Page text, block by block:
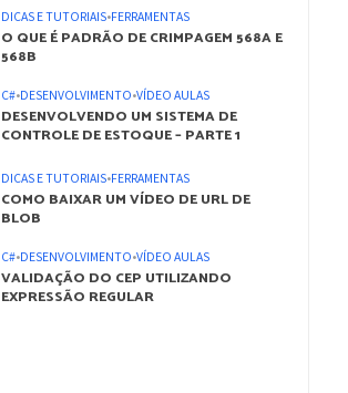
DICAS E TUTORIAIS•FERRAMENTAS
O QUE É PADRÃO DE CRIMPAGEM 568A E
568B
C#•DESENVOLVIMENTO•VÍDEO AULAS
DESENVOLVENDO UM SISTEMA DE
CONTROLE DE ESTOQUE – PARTE 1
DICAS E TUTORIAIS•FERRAMENTAS
COMO BAIXAR UM VÍDEO DE URL DE
BLOB
C#•DESENVOLVIMENTO•VÍDEO AULAS
VALIDAÇÃO DO CEP UTILIZANDO
EXPRESSÃO REGULAR